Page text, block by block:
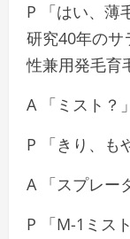
P 「はい、薄
研究40年のサ
性兼用発毛育
A 「ミスト？」
P 「きり、も
A 「スプレー
P 「M-1ミス